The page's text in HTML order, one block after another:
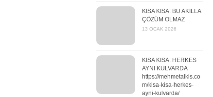
KISA KISA: BU AKILLA
ÇÖZÜM OLMAZ
13 OCAK 2026
KISA KISA: HERKES
AYNI KULVARDA
https://mehmetalkis.co
m/kisa-kisa-herkes-
ayni-kulvarda/